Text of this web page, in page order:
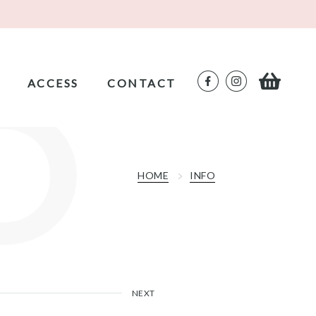
ACCESS CONTACT
HOME INFO
NEXT